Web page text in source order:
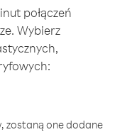
połączeń
Wybierz
zostaną one dodane